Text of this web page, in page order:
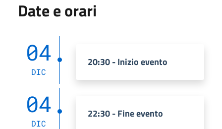
Date e orari
04
DIC
20:30 - Inizio evento
04
DIC
22:30 - Fine evento